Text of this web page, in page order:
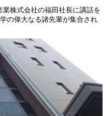
株式会社の福田社長に講話を
の偉大なる諸先輩が集合され